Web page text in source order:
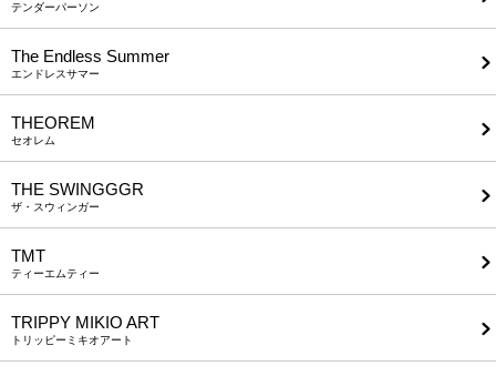
テンダーパーソン
The Endless Summer
エンドレスサマー
THEOREM
セオレム
THE SWINGGGR
ザ・スウィンガー
TMT
ティーエムティー
TRIPPY MIKIO ART
トリッピーミキオアート